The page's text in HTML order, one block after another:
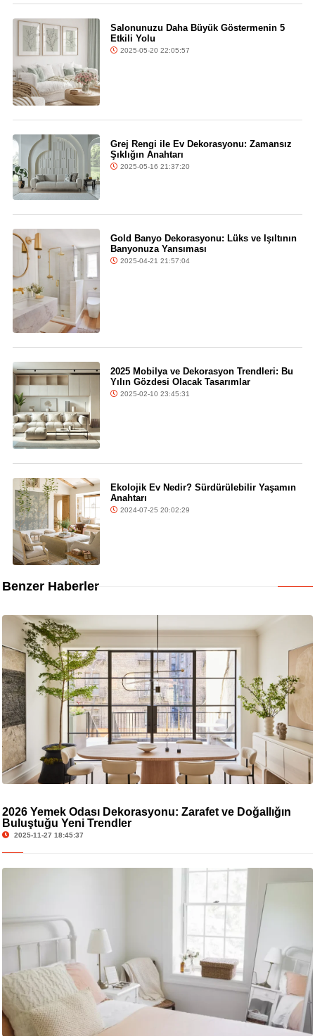
Salonunuzu Daha Büyük Göstermenin 5
Etkili Yolu
2025-05-20 22:05:57
Grej Rengi ile Ev Dekorasyonu: Zamansız
Şıklığın Anahtarı
2025-05-16 21:37:20
Gold Banyo Dekorasyonu: Lüks ve Işıltının
Banyonuza Yansıması
2025-04-21 21:57:04
2025 Mobilya ve Dekorasyon Trendleri: Bu
Yılın Gözdesi Olacak Tasarımlar
2025-02-10 23:45:31
Ekolojik Ev Nedir? Sürdürülebilir Yaşamın
Anahtarı
2024-07-25 20:02:29
Benzer Haberler
2026 Yemek Odası Dekorasyonu: Zarafet ve Doğallığın
Buluştuğu Yeni Trendler
2025-11-27 18:45:37